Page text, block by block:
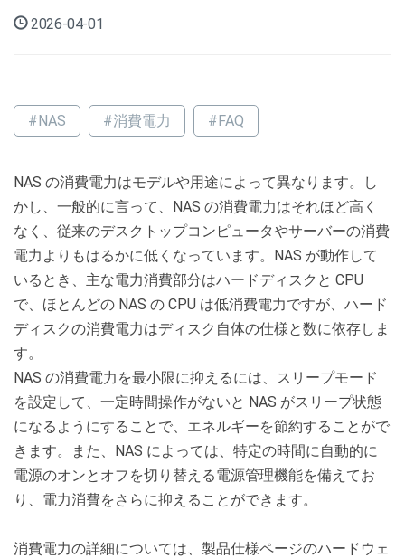
2026-04-01
#NAS #消費電力 #FAQ
NAS の消費電力はモデルや用途によって異なります。し
かし、一般的に言って、NAS の消費電力はそれほど高く
なく、従来のデスクトップコンピュータやサーバーの消費
電力よりもはるかに低くなっています。NAS が動作して
いるとき、主な電力消費部分はハードディスクと CPU
で、ほとんどの NAS の CPU は低消費電力ですが、ハード
ディスクの消費電力はディスク自体の仕様と数に依存しま
す。
NAS の消費電力を最小限に抑えるには、スリープモード
を設定して、一定時間操作がないと NAS がスリープ状態
になるようにすることで、エネルギーを節約することがで
きます。また、NAS によっては、特定の時間に自動的に
電源のオンとオフを切り替える電源管理機能を備えてお
り、電力消費をさらに抑えることができます。
消費電力の詳細については、製品仕様ページのハードウェ